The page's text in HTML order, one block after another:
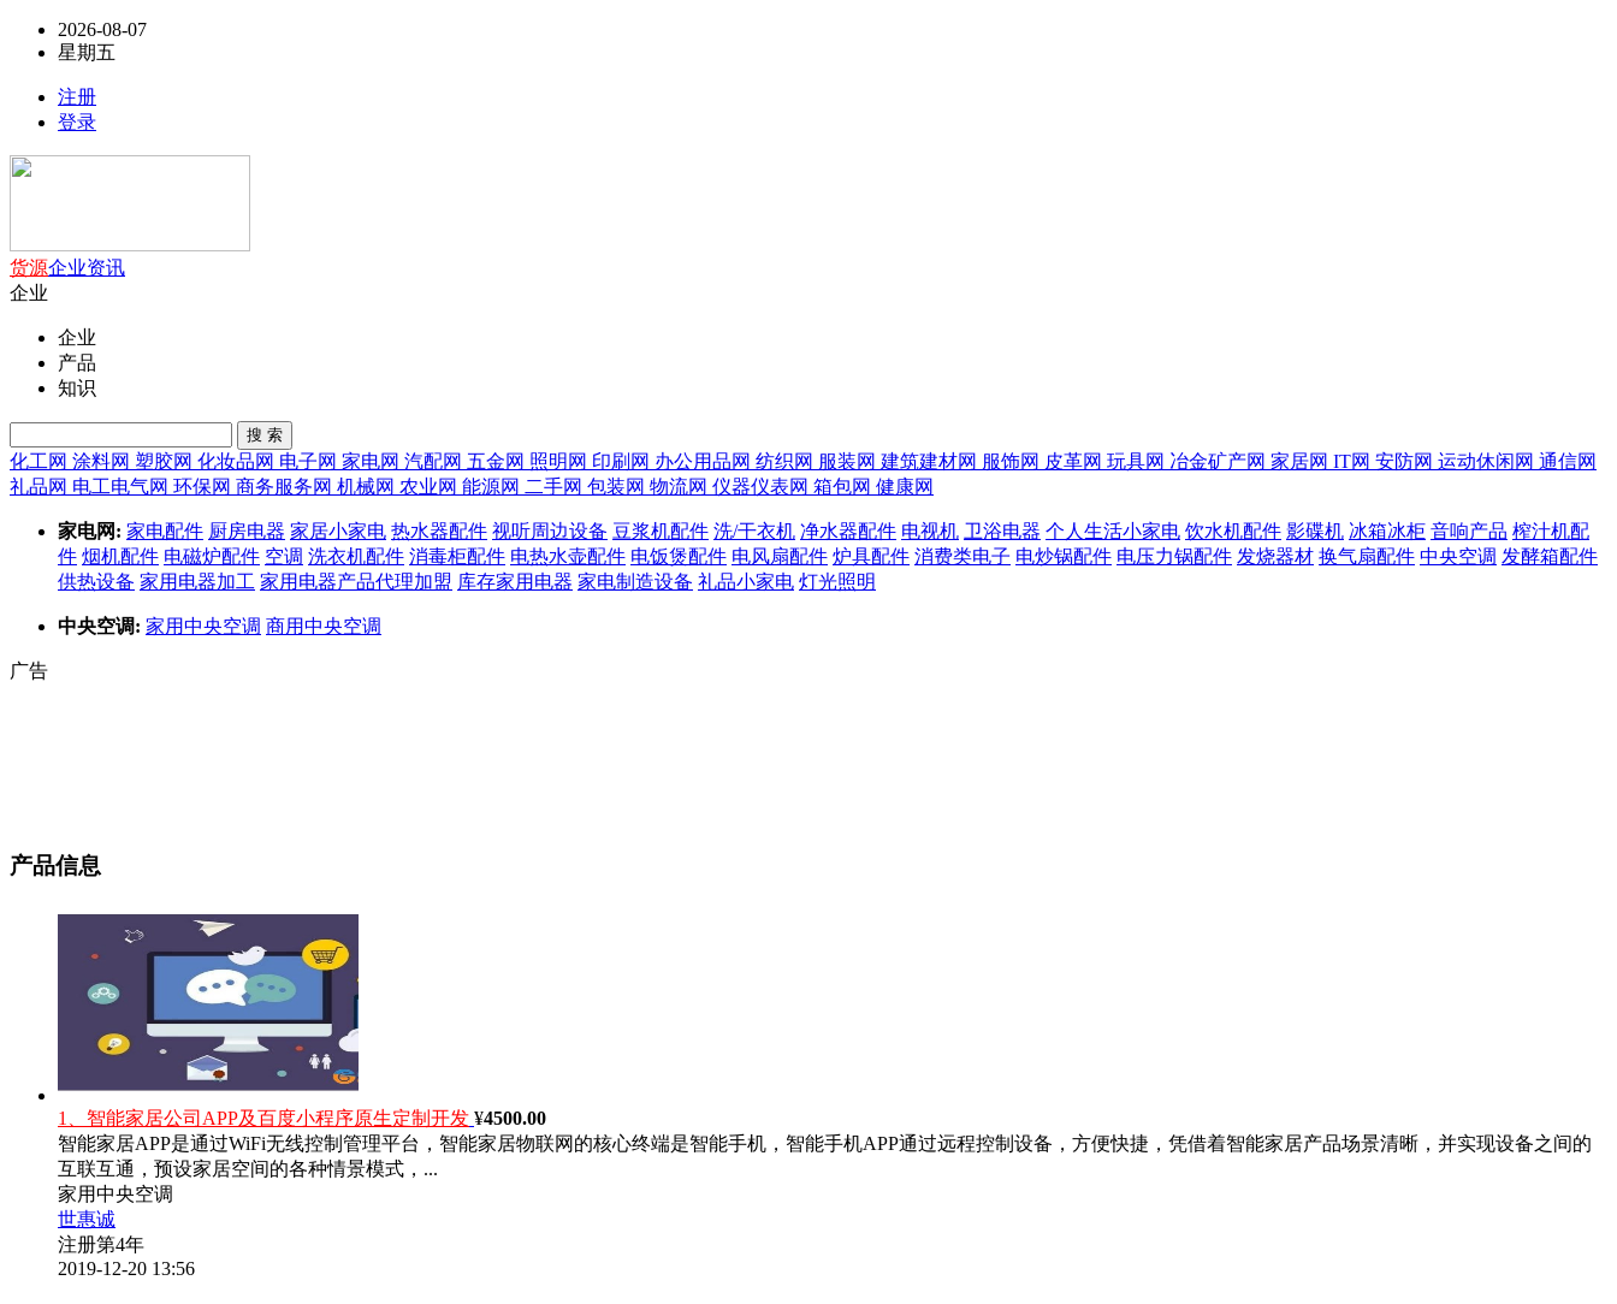
2026-08-07
星期五
注册
登录
货源企业资讯
企业
企业
产品
知识
搜 索
化工网 涂料网 塑胶网 化妆品网 电子网 家电网 汽配网 五金网 照明网 印刷网 办公用品网 纺织网 服装网 建筑建材网 服饰网 皮革网 玩具网 冶金矿产网 家居网 IT网 安防网 运动休闲网 通信网
礼品网 电工电气网 环保网 商务服务网 机械网 农业网 能源网 二手网 包装网 物流网 仪器仪表网 箱包网 健康网
家电网: 家电配件 厨房电器 家居小家电 热水器配件 视听周边设备 豆浆机配件 洗/干衣机 净水器配件 电视机 卫浴电器 个人生活小家电 饮水机配件 影碟机 冰箱冰柜 音响产品 榨汁机配
件 烟机配件 电磁炉配件 空调 洗衣机配件 消毒柜配件 电热水壶配件 电饭煲配件 电风扇配件 炉具配件 消费类电子 电炒锅配件 电压力锅配件 发烧器材 换气扇配件 中央空调 发酵箱配件
供热设备 家用电器加工 家用电器产品代理加盟 库存家用电器 家电制造设备 礼品小家电 灯光照明
中央空调: 家用中央空调 商用中央空调
广告
产品信息
1、智能家居公司APP及百度小程序原生定制开发 ¥4500.00
智能家居APP是通过WiFi无线控制管理平台，智能家居物联网的核心终端是智能手机，智能手机APP通过远程控制设备，方便快捷，凭借着智能家居产品场景清晰，并实现设备之间的
互联互通，预设家居空间的各种情景模式，...
家用中央空调
世惠诚
注册第4年
2019-12-20 13:56